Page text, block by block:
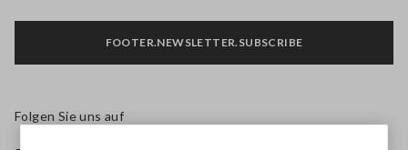
FOOTER.NEWSLETTER.SUBSCRIBE
Folgen Sie uns auf